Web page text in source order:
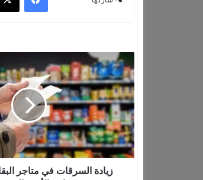
…
ي
ا
د
ة
ا
ل
س
ر
زيادة السرقات في متاجر